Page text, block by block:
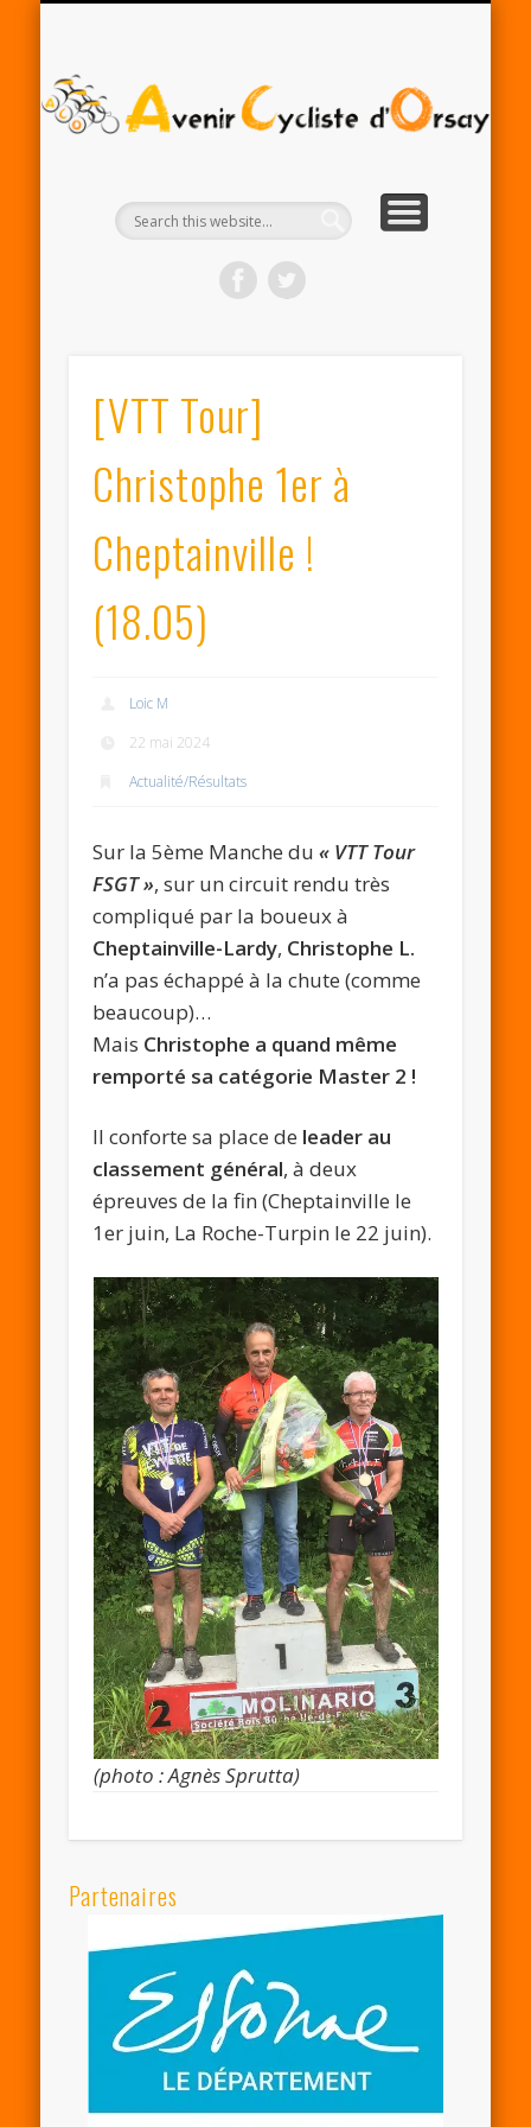
[VTT Tour]
Christophe 1er à
Cheptainville !
(18.05)
Loic M
22 mai 2024
Actualité/Résultats
Sur la 5ème Manche du« VTT Tour
FSGT », sur un circuit rendu très
compliqué par la boueux à
Cheptainville-Lardy, Christophe L.
n’a pas échappé à la chute (comme
beaucoup)…
Mais Christophe a quand même
remporté sa catégorie Master 2 !
Il conforte sa place de leader au
classement général, à deux
épreuves de la fin (Cheptainville le
1er juin, La Roche-Turpin le 22 juin).
(photo : Agnès Sprutta)
Partenaires